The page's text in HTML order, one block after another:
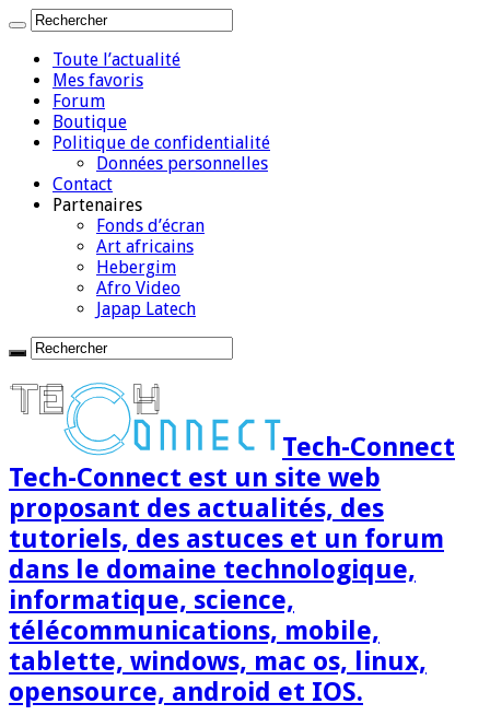
Toute l’actualité
Mes favoris
Forum
Boutique
Politique de confidentialité
Données personnelles
Contact
Partenaires
Fonds d’écran
Art africains
Hebergim
Afro Video
Japap Latech
Tech-Connect
Tech-Connect est un site web
proposant des actualités, des
tutoriels, des astuces et un forum
dans le domaine technologique,
informatique, science,
télécommunications, mobile,
tablette, windows, mac os, linux,
opensource, android et IOS.